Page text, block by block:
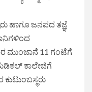
ಹಾಗೂ ಜನಪದ ತಜ್ಞೆ
ಮುಂಜಾನೆ 11 ಗಂಟೆಗೆ
ಕಾಲೇಜಿಗೆ